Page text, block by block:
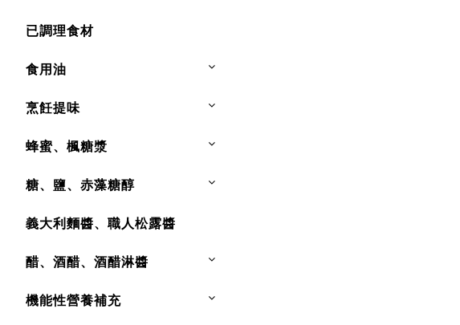
已調理食材
食用油
烹飪提味
蜂蜜、楓糖漿
糖、鹽、赤藻糖醇
義大利麵醬、職人松露醬
醋、酒醋、酒醋淋醬
機能性營養補充